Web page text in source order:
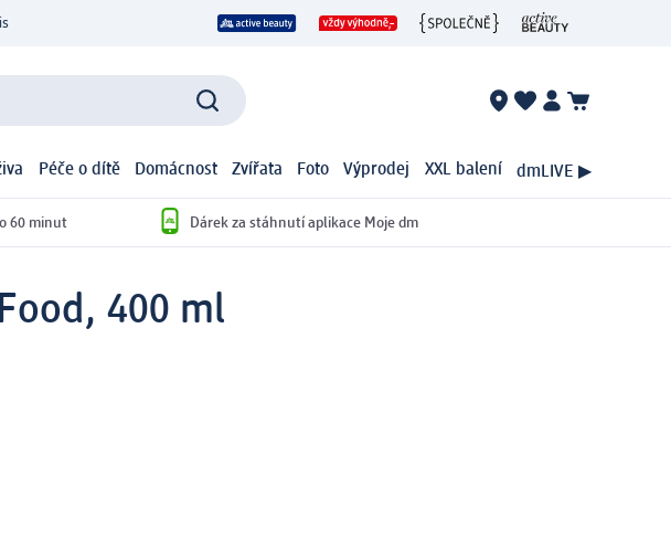
Péče o dítě Domácnost Zvířata Foto Výprodej XXL balení dmLIVE ▶
60 minut Dárek za stáhnutí aplikace Moje dm
400 ml